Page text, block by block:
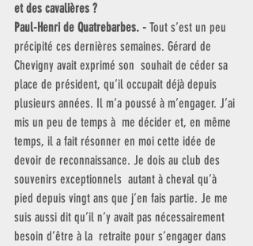
et des cavalières ?
Paul-Henri de Quatrebarbes. - Tout s’est un peu
précipité ces dernières semaines. Gérard de
Chevigny avait exprimé son  souhait de céder sa
place de président, qu’il occupait déjà depuis
plusieurs années. Il m’a poussé à m’engager. J’ai
mis un peu de temps à  me décider et, en même
temps, il a fait résonner en moi cette idée de
devoir de reconnaissance. Je dois au club des
souvenirs exceptionnels  autant à cheval qu’à
pied depuis vingt ans que j’en fais partie. Je me
suis aussi dit qu’il n’y avait pas nécessairement
besoin d’être à la  retraite pour s’engager dans